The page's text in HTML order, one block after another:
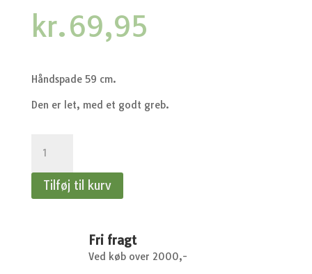
kr.69,95
Håndspade 59 cm.
Den er let, med et godt greb.
cm.
antal
Tilføj til kurv
Fri fragt
Ved køb over 2000,-